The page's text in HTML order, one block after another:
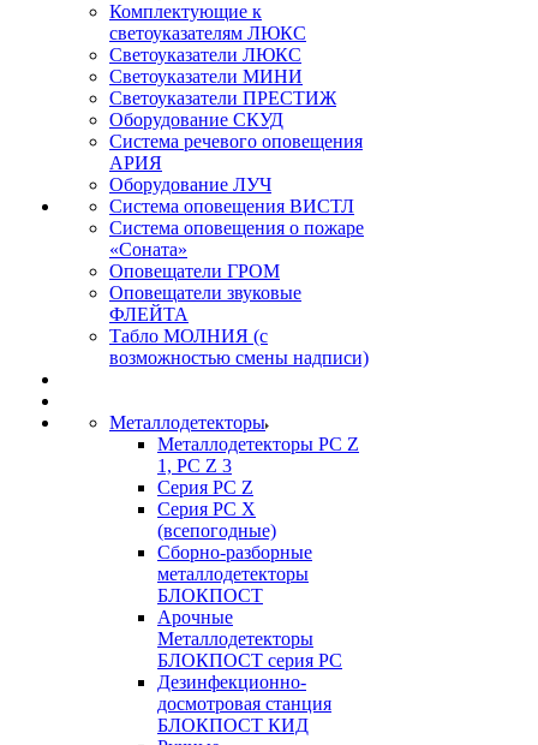
Комплектующие к
светоуказателям ЛЮКС
Светоуказатели ЛЮКС
Светоуказатели МИНИ
Светоуказатели ПРЕСТИЖ
Оборудование СКУД
Система речевого оповещения
АРИЯ
Оборудование ЛУЧ
Система оповещения ВИСТЛ
Система оповещения о пожаре
«Соната»
Оповещатели ГРОМ
Оповещатели звуковые
ФЛЕЙТА
Табло МОЛНИЯ (с
возможностью смены надписи)
Металлодетекторы
Металлодетекторы РС Z
1, PC Z 3
Серия РС Z
Серия РС X
(всепогодные)
Сборно-разборные
металлодетекторы
БЛОКПОСТ
Арочные
Металлодетекторы
БЛОКПОСТ серия РС
Дезинфекционно-
досмотровая станция
БЛОКПОСТ КИД